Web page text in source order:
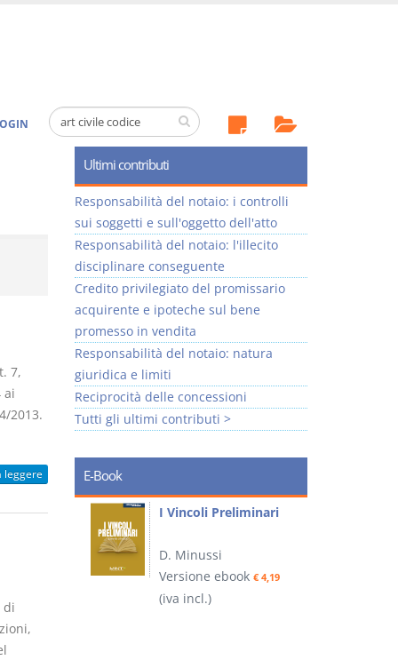
7,
ai
2013.
leggere
di
Ultimi contributi
Responsabilità del notaio: i controlli
sui soggetti e sull'oggetto dell'atto
Responsabilità del notaio: l'illecito
disciplinare conseguente
Credito privilegiato del promissario
acquirente e ipoteche sul bene
promesso in vendita
Responsabilità del notaio: natura
giuridica e limiti
Reciprocità delle concessioni
Tutti gli ultimi contributi >
E-Book
I Vincoli Preliminari
D. Minussi
Versione ebook € 4,19
(iva incl.)